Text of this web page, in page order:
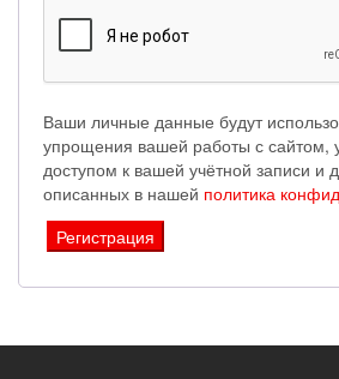
Ваши личные данные будут
упрощения вашей работы с сайтом,
доступом к вашей учётной записи и
описанных в нашей политика
Регистрация